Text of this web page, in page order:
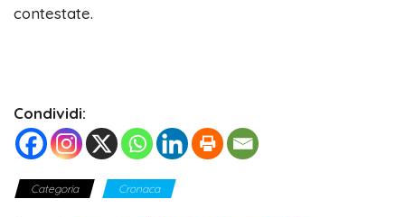
contestate.
Condividi:
Categoria Cronaca